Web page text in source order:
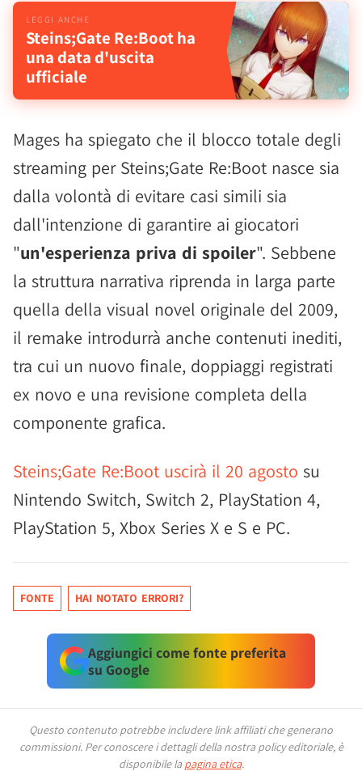
Steins;Gate Re:Boot ha
una data d'uscita
ufficiale
Mages ha spiegato che il blocco totale degli
streaming per Steins;Gate Re:Boot nasce sia
dalla volontà di evitare casi simili sia
dall'intenzione di garantire ai giocatori
"un'esperienza priva di spoiler". Sebbene
la struttura narrativa riprenda in larga parte
quella della visual novel originale del 2009,
il remake introdurrà anche contenuti inediti,
tra cui un nuovo finale, doppiaggi registrati
ex novo e una revisione completa della
componente grafica.
Steins;Gate Re:Boot uscirà il 20 agosto su
Nintendo Switch, Switch 2, PlayStation 4,
PlayStation 5, Xbox Series X e S e PC.
FONTE HAI NOTATO ERRORI?
Aggiungici come fonte preferita
su Google
Questo contenuto potrebbe includere link affiliati che generano
commissioni. Per conoscere i dettagli della nostra policy editoriale, è
disponibile la pagina etica.